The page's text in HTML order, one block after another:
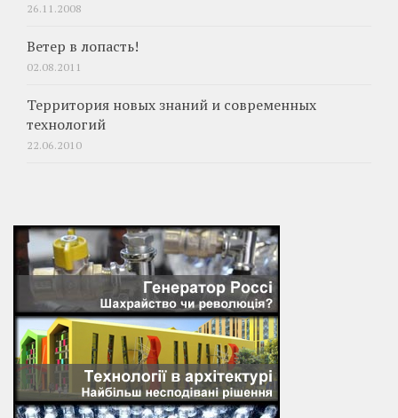
26.11.2008
Ветер в лопасть!
02.08.2011
Территория новых знаний и современных
технологий
22.06.2010